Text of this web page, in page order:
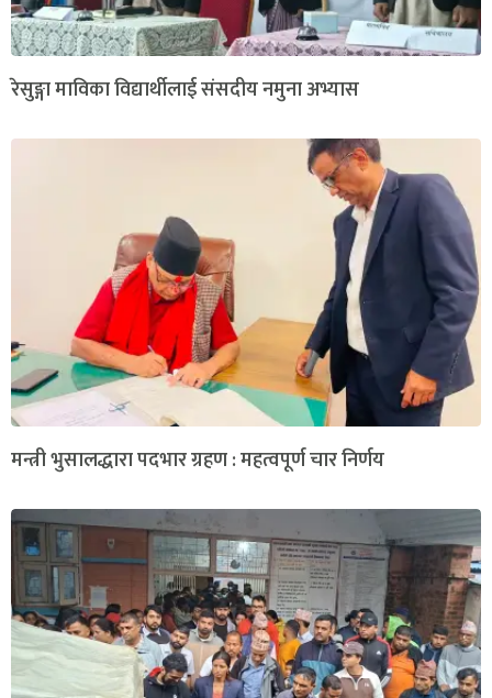
रेसुङ्गा माविका विद्यार्थीलाई संसदीय नमुना अभ्यास
मन्त्री भुसालद्धारा पदभार ग्रहण : महत्वपूर्ण चार निर्णय